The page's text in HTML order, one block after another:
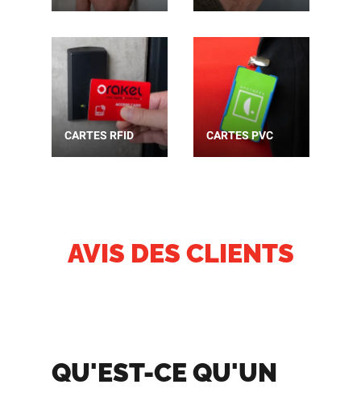
CARTES RFID CARTES PVC
AVIS DES CLIENTS
QU'EST-CE QU'UN